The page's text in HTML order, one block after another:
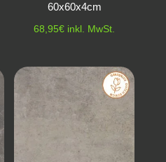
60x60x4cm
68,95€ inkl. MwSt.